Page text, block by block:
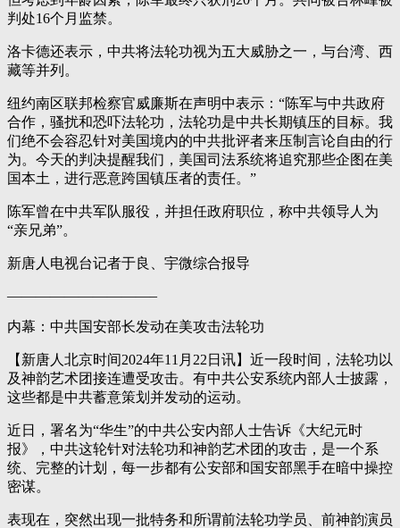
判处16个月监禁。
洛卡德还表示，中共将法轮功视为五大威胁之一，与台湾、西
藏等并列。
纽约南区联邦检察官威廉斯在声明中表示：“陈军与中共政府
合作，骚扰和恐吓法轮功，法轮功是中共长期镇压的目标。我
们绝不会容忍针对美国境内的中共批评者来压制言论自由的行
为。今天的判决提醒我们，美国司法系统将追究那些企图在美
国本土，进行恶意跨国镇压者的责任。”
陈军曾在中共军队服役，并担任政府职位，称中共领导人为
“亲兄弟”。
新唐人电视台记者于良、宇微综合报导
——————————–
内幕：中共国安部长发动在美攻击法轮功
【新唐人北京时间2024年11月22日讯】近一段时间，法轮功以
及神韵艺术团接连遭受攻击。有中共公安系统内部人士披露，
这些都是中共蓄意策划并发动的运动。
近日，署名为“华生”的中共公安内部人士告诉《大纪元时
报》，中共这轮针对法轮功和神韵艺术团的攻击，是一个系
统、完整的计划，每一步都有公安部和国安部黑手在暗中操控
密谋。
表现在，突然出现一批特务和所谓前法轮功学员、前神韵演员